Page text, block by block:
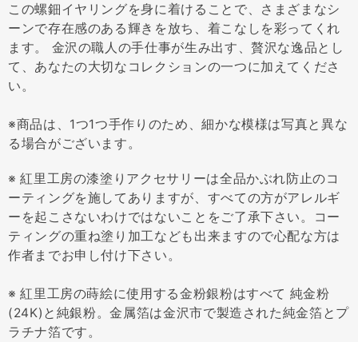
この螺鈿イヤリングを身に着けることで、さまざまなシ
ーンで存在感のある輝きを放ち、着こなしを彩ってくれ
ます。 金沢の職人の手仕事が生み出す、贅沢な逸品とし
て、あなたの大切なコレクションの一つに加えてくださ
い。
※商品は、1つ1つ手作りのため、細かな模様は写真と異な
る場合がございます。
※ 紅里工房の漆塗りアクセサリーは全品かぶれ防止のコ
ーティングを施してありますが、すべての方がアレルギ
ーを起こさないわけではないことをご了承下さい。コー
ティングの重ね塗り加工なども出来ますので心配な方は
作者までお申し付け下さい。
※ 紅里工房の蒔絵に使用する金粉銀粉はすべて 純金粉
(24K)と純銀粉。金属箔は金沢市で製造された純金箔とプ
ラチナ箔です。